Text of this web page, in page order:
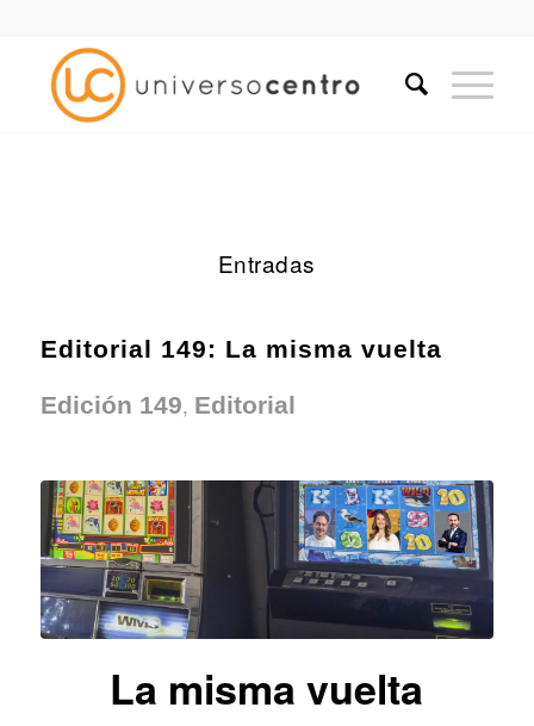
Entradas
Editorial 149: La misma vuelta
Edición 149, Editorial
La misma vuelta